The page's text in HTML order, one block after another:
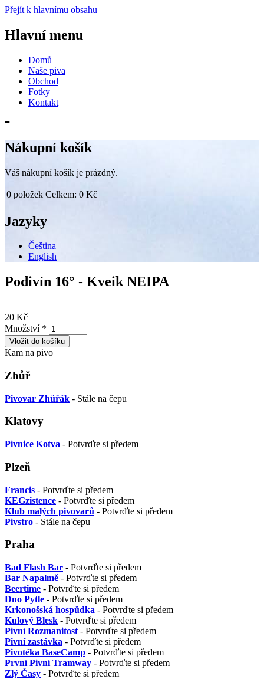
Přejít k hlavnímu obsahu
Hlavní menu
Domů
Naše piva
Obchod
Fotky
Kontakt
≡
Nákupní košík
Váš nákupní košík je prázdný.
0 položek Celkem: 0 Kč
Jazyky
Čeština
English
Podivín 16° - Kveik NEIPA
20 Kč
Množství *
Kam na pivo
Zhůř
Pivovar Zhůřák - Stále na čepu
Klatovy
Pivnice Kotva - Potvrďte si předem
Plzeň
Francis - Potvrďte si předem
KEGzistence - Potvrďte si předem
Klub malých pivovarů - Potvrďte si předem
Pivstro - Stále na čepu
Praha
Bad Flash Bar - Potvrďte si předem
Bar Napalmě - Potvrďte si předem
Beertime - Potvrďte si předem
Dno Pytle - Potvrďte si předem
Krkonošská hospůdka - Potvrďte si předem
Kulový Blesk - Potvrďte si předem
Pivní Rozmanitost - Potvrďte si předem
Pivní zastávka - Potvrďte si předem
Pivotéka BaseCamp - Potvrďte si předem
První Pivní Tramway - Potvrďte si předem
Zlý Časy - Potvrďte si předem